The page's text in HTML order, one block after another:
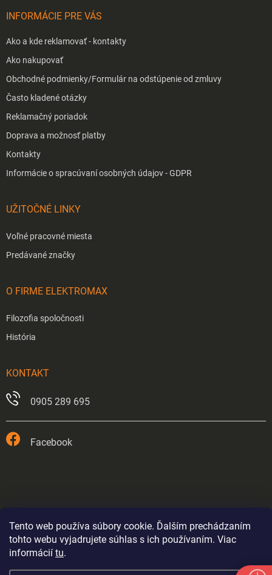
Tento web používa súbory cookie. Ďalším prechádzaním
tohto webu vyjadrujete súhlas s ich používaním. Viac
informácií tu.
INFORMÁCIE PRE VÁS
Ako a kde reklamovať - kontakty
Ako nakupovať
Obchodné podmienky/Formulár na odstúpenie od zmluvy
Často kladené otázky
Reklamačný poriadok
Doprava a možnosť platby
Kontakty
Informácie o spracúvaní osobných údajov - GDPR
UŽITOČNÉ LINKY
Voľné pracovné miesta
Predávané značky
O FIRME ELEKTROMAX
Filozofia spoločnosti
História
KONTAKT
0905 289 695
Facebook